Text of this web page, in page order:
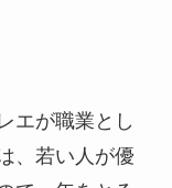
エが職業とし
、若い人が優